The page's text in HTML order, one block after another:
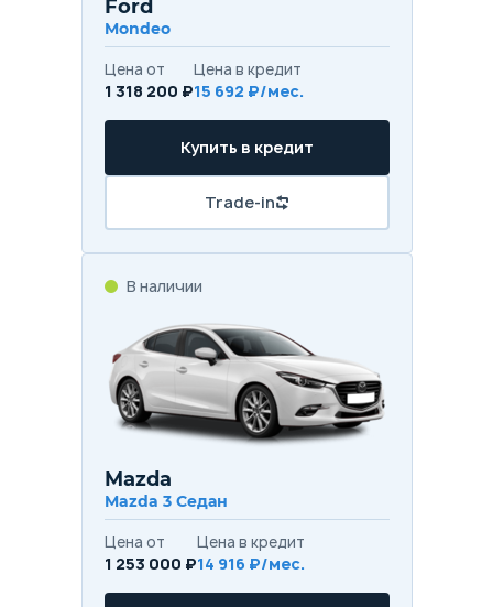
Ford
Mondeo
Цена от
1 318 200 ₽
Цена в кредит
15 692 ₽/мес.
Купить в кредит
Trade-in
В наличии
Mazda
Mazda 3 Седан
Цена от
1 253 000 ₽
Цена в кредит
14 916 ₽/мес.